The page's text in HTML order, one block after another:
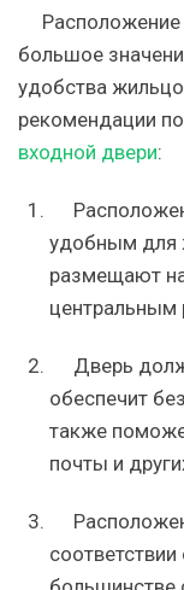
Расположение
большое
удобства
рекомендации
входной двери:
удобным для
размещают
центральным
Дверь
обеспечит
также
почты и